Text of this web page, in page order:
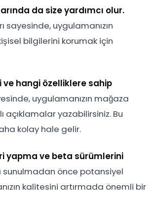
da size yardımcı olur.
sayesinde, uygulamanızın
bilgilerini korumak için
ve hangi özelliklere sahip
uygulamanızın mağaza
açıklamalar yazabilirsiniz. Bu
kolay hale gelir.
yapma ve beta sürümlerini
sunulmadan önce potansiyel
kalitesini artırmada önemli bir